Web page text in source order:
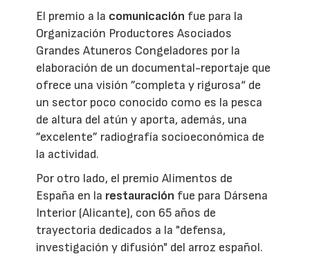
El premio a la comunicación fue para la
Organización Productores Asociados
Grandes Atuneros Congeladores por la
elaboración de un documental-reportaje que
ofrece una visión ”completa y rigurosa“ de
un sector poco conocido como es la pesca
de altura del atún y aporta, además, una
”excelente” radiografía socioeconómica de
la actividad.
Por otro lado, el premio Alimentos de
España en la restauración fue para Dársena
Interior (Alicante), con 65 años de
trayectoria dedicados a la "defensa,
investigación y difusión" del arroz español.